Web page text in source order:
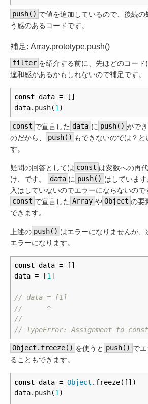
push() で値を追加しているので、後続の
う感のあるコードです。
補足: Array.prototype.push()
filter を紹介する前に、先ほどのコード
違和感があるかもしれないので補足です。
const data =
[]
data. push(1 )
const で宣言した data に push() がで
のだから、
push() もできないのでは？
す。
疑問の回答としては const は変数への再
け、です。
data に push() はしています
入はしていないのでエラーにならないので
const で宣言した Array や Object の要
できます。
上述の push() はエラーになりませんが、
エラーになります。
const data =
[]
data = [1 ]
// data = [1]
//      ^
//
// TypeError: Assignment to
Object.freeze() を使うと push() で
ることもできます。
const data = Object . freeze([])
data. push(1 )